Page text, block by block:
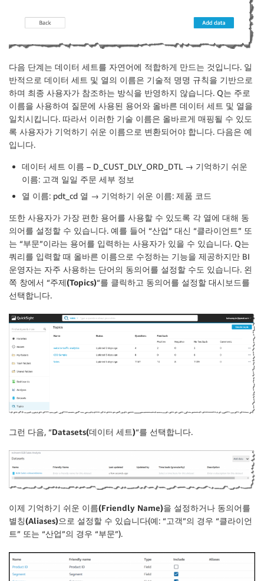
다음 단계는 데이터 세트를 자연어에 적합하게 만드는 것입니다. 일
반적으로 데이터 세트 및 열의 이름은 기술적 명명 규칙을 기반으로
하며 최종 사용자가 참조하는 방식을 반영하지 않습니다. Q는 주로
이름을 사용하여 질문에 사용된 용어와 올바른 데이터 세트 및 열을
일치시킵니다. 따라서 이러한 기술 이름은 올바르게 매핑될 수 있도
록 사용자가 기억하기 쉬운 이름으로 변환되어야 합니다. 다음은 예
입니다.
데이터 세트 이름 – D_CUST_DLY_ORD_DTL → 기억하기 쉬운
이름: 고객 일일 주문 세부 정보
열 이름: pdt_cd 열 → 기억하기 쉬운 이름: 제품 코드
또한 사용자가 가장 편한 용어를 사용할 수 있도록 각 열에 대해 동
의어를 설정할 수 있습니다. 예를 들어 “산업” 대신 “클라이언트” 또
는 “부문”이라는 용어를 입력하는 사용자가 있을 수 있습니다. Q는
쿼리를 입력할 때 올바른 이름으로 수정하는 기능을 제공하지만 BI
운영자는 자주 사용하는 단어의 동의어를 설정할 수도 있습니다. 왼
쪽 창에서 “주제(Topics)“를 클릭하고 동의어를 설정할 대시보드를
선택합니다.
그런 다음, “Datasets(데이터 세트)“를 선택합니다.
이제 기억하기 쉬운 이름(Friendly Name)을 설정하거나 동의어를
별칭(Aliases)으로 설정할 수 있습니다(예: “고객”의 경우 “클라이언
트” 또는 “산업”의 경우 “부문”).